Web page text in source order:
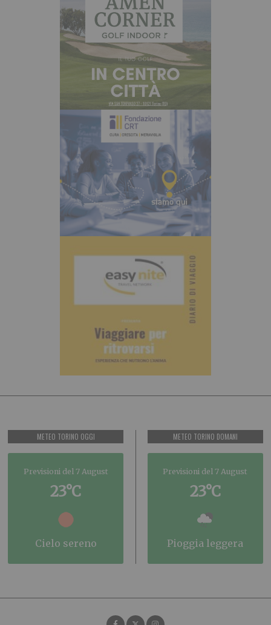
METEO TORINO OGGI
Previsioni del 7 August
23°C
cielo sereno
METEO TORINO DOMANI
Previsioni del 7 August
23°C
pioggia leggera